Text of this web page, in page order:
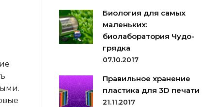
Биология для самых
маленьких:
биолаборатория Чудо-
грядка
07.10.2017
Правильное хранение
пластика для 3D печати
21.11.2017